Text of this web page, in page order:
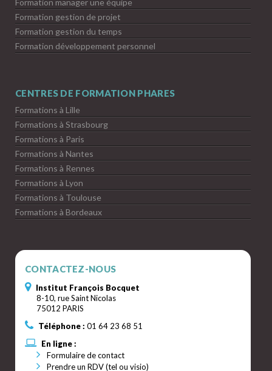
Formation manager une équipe
Formation gestion de projet
Formation gestion du temps
Formation développement personnel
CENTRES DE FORMATION PHARES
Formations à Lille
Formations à Strasbourg
Formations à Paris
Formations à Nantes
Formations à Rennes
Formations à Lyon
Formations à Toulouse
Formations à Bordeaux
CONTACTEZ-NOUS
Institut François Bocquet
8-10, rue Saint Nicolas
75012 PARIS
Téléphone : 01 64 23 68 51
En ligne :
Formulaire de contact
Prendre un RDV (tel ou visio)